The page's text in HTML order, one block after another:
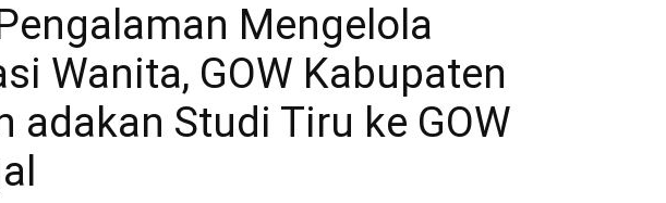
Mengelola
Wanita, GOW Kabupaten
adakan Studi Tiru ke GOW